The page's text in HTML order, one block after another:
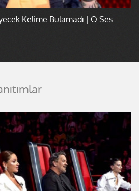
Kelime Bulamadı | O Ses